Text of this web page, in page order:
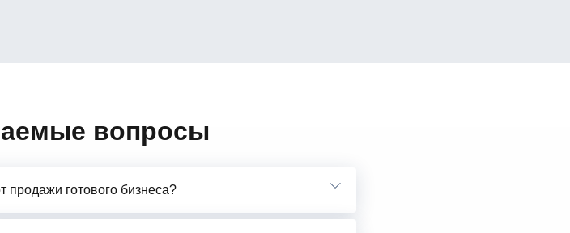
вопросы
готового бизнеса?